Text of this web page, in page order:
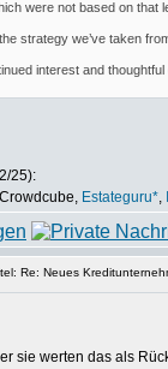
were not based on that
strategy we’ve taken
interest and
25):
Estateguru*,
Re: Neues
sie werten das als